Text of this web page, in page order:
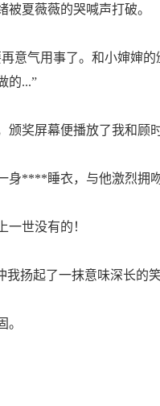
夏薇薇的哭喊声打破。
气用事了。和小婶婶的
的...”
奖屏幕便播放了我和顾
****睡衣，与他激烈拥吻
世没有的！
扬起了一抹意味深长的笑